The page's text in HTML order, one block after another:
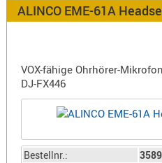
Artikelnr
ALINCO EME-61A
VOX-fähige Ohrhörer-
DJ-FX446
Bestellnr.:
3589